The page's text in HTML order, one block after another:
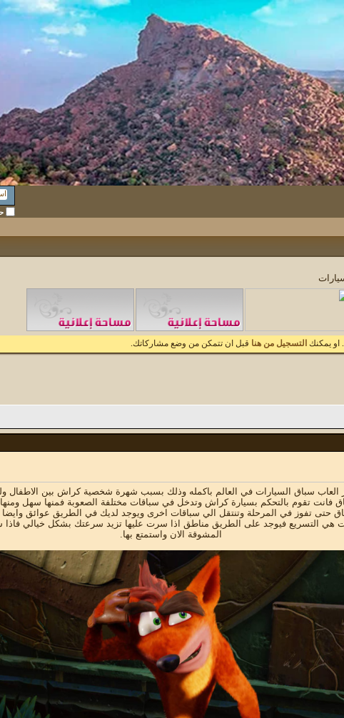
او يمكنك التسجيل من هنا قبل ان تتمكن من وضع مشاركاتك.
سباق السيارات في العالم باكمله وذلك بسبب شهرة شخصية كراش بين الاطفال
فانت تقوم بالتحكم بسيارة كراش وتدخل في سباقات مختلفة الصعوبة فمنها سهل
حتى تفوز في المرحلة وتنتقل الي سباقات اخرى ويوجد لديك في الطريق عوائق وايضا
هي التسريع فيوجد على الطريق مناطق اذا سرت عليها تزيد سرعتك بشكل خيالي فاذا
المشوقة الان واستمتع بها.